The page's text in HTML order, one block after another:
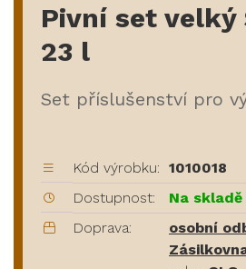
Pivní set velký
23 l
Set příslušenství pro
Kód výrobku: 1010018
Dostupnost:
Na skladě
Doprava:
osobní